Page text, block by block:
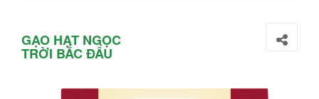
GẠO HẠT NGỌC
TRỜI BẮC ĐẨU